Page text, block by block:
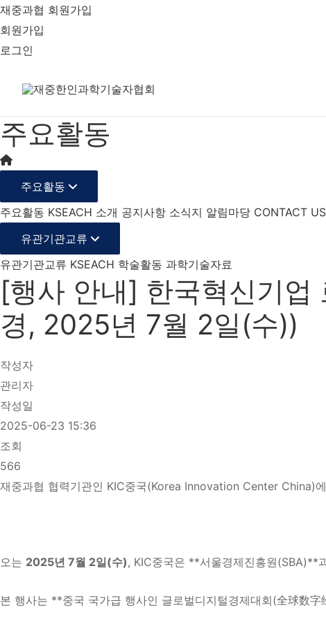
재중과협 회원가입
회원가입
로그인
주요활동
주요활동
주요활동 KSEACH 소개 공지사항 소식지 알림마당 CONTACT US
유관기관교류
유관기관교류 KSEACH 학술활동 과학기술자료
[행사 안내] 한국혁신기
경, 2025년 7월 2일(수))
작성자
관리자
작성일
2025-06-23 15:36
조회
566
재중과협 협력기관인 KIC중국(Korea Innovation Center China)
오는 2025년 7월 2일(수), KIC중국은 **서울경제진흥원(SBA)**
본 행사는 **중국 국가급 행사인 글로벌디지털경제대회(全球数